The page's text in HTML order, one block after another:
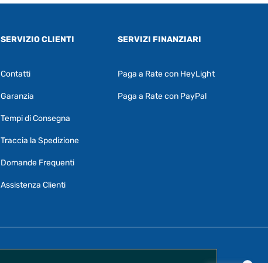
SERVIZIO CLIENTI
Contatti
Garanzia
Tempi di Consegna
Traccia la Spedizione
Domande Frequenti
Assistenza Clienti
SERVIZI FINANZIARI
Paga a Rate con HeyLight
Paga a Rate con PayPal
RF Assist
Puoi chiedermi informazioni generali o
specifiche su certi prodotti.
prodotto